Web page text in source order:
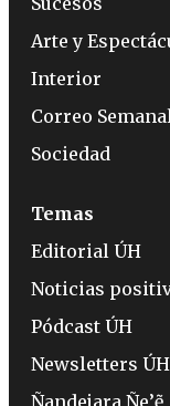
Arte y
Interior
Correo Semanal
Sociedad
Temas
Editorial ÚH
Noticias
Pódcast ÚH
Newsletters ÚH
Ñandejara Ñe’ẽ